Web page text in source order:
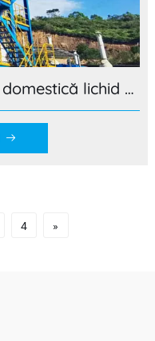
Lichidul de apă reziduală domestică lichid concentrat de tratare cantitativă completă caz
4 »